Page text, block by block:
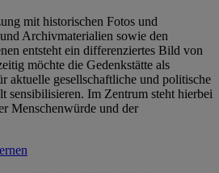
mit historischen Fotos und
Archivmaterialien sowie den
entsteht ein differenziertes Bild von
möchte die Gedenkstätte als
aktuelle gesellschaftliche und politische
sensibilisieren. Im Zentrum steht hierbei
Menschenwürde und der